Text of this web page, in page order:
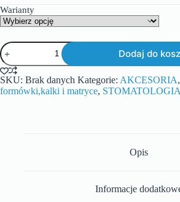
Warianty
Dodaj do
SKU: Brak danych Kategorie: AKCESORIA,
formówki,kalki i matryce, STOMATOLOGIA
Opis
Informacje